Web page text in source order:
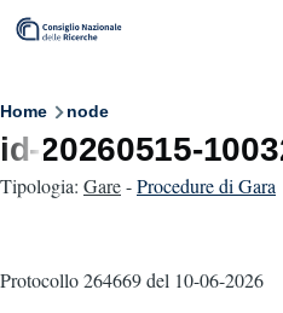
Skip to main content
Breadcrumb
Home node
id-20260515-
Tipologia: Gare-Procedure di Gara
Protocollo 264669del 10-06-2026